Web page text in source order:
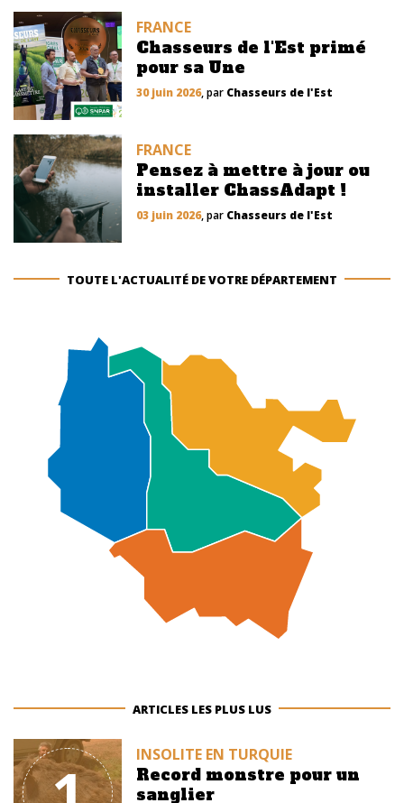
FRANCE
Chasseurs de l'Est primé
pour sa Une
30 juin 2026, par Chasseurs de l'Est
FRANCE
Pensez à mettre à jour ou
installer ChassAdapt !
03 juin 2026, par Chasseurs de l'Est
TOUTE L'ACTUALITÉ DE VOTRE DÉPARTEMENT
ARTICLES LES PLUS LUS
INSOLITE EN TURQUIE
Record monstre pour un
sanglier